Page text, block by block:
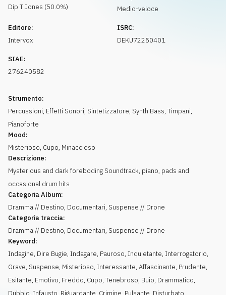
Dip TJones (50.0%)
Medio-veloce
Editore:
Intervox
ISRC:
DEKU72250401
SIAE:
276240582
Strumento:
Percussioni, Effetti Sonori, Sintetizzatore, Synth Bass, Timpani,
Pianoforte
Mood:
Misterioso, Cupo, Minaccioso
Descrizione:
Mysterious and dark foreboding Soundtrack, piano, pads and
occasional drum hits
Categoria Album:
Dramma // Destino, Documentari, Suspense // Drone
Categoria traccia:
Dramma // Destino, Documentari, Suspense // Drone
Keyword:
Indagine, Dire Bugie, Indagare, Pauroso, Inquietante, Interrogatorio,
Grave, Suspense, Misterioso, Interessante, Affascinante, Prudente,
Esitante, Emotivo, Freddo, Cupo, Tenebroso, Buio, Drammatico,
Dubbio, Infausto, Riguardante, Crimine, Pulsante, Disturbato